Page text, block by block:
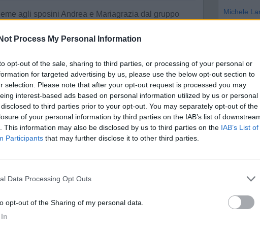
Process My Personal Information
opt-out of the sale, sharing to third parties, or processing of your personal or
for targeted advertising by us, please use the below opt-out section to
selection. Please note that after your opt-out request is processed you may
interest-based ads based on personal information utilized by us or personal
to third parties prior to your opt-out. You may separately opt-out of the
of your personal information by third parties on the IAB’s list of
This information may also be disclosed by us to third parties on the IAB’s List of
Participants that may further disclose it to other third parties.
Data Processing Opt Outs
opt-out of the Sharing of my personal data.
In
agli sposini Andrea e Mariagrazia dal gruppo
della tua città direttamente sul tuo smartphone.
Michele
Oggi
auguri